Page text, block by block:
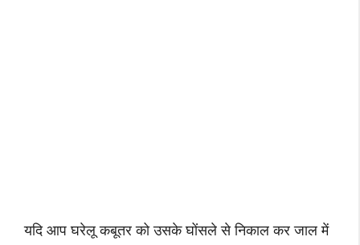
यदि आप घरेलू कबूतर को उसके घोंसले से निकाल कर जाल में